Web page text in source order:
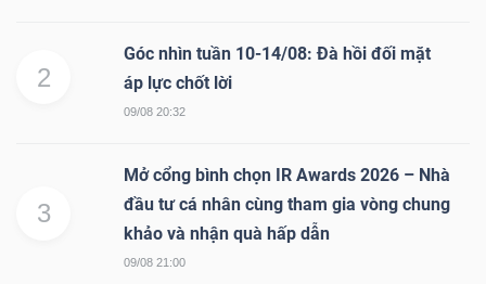
2
Góc nhìn tuần 10-14/08: Đà hồi đối mặt
áp lực chốt lời
09/08 20:32
3
Mở cổng bình chọn IR Awards 2026 – Nhà
đầu tư cá nhân cùng tham gia vòng chung
khảo và nhận quà hấp dẫn
09/08 21:00